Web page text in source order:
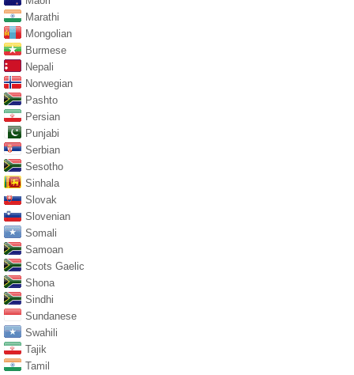
Marathi
Mongolian
Burmese
Nepali
Norwegian
Pashto
Persian
Punjabi
Serbian
Sesotho
Sinhala
Slovak
Slovenian
Somali
Samoan
Scots Gaelic
Shona
Sindhi
Sundanese
Swahili
Tajik
Tamil